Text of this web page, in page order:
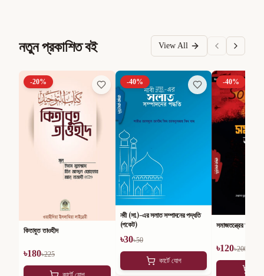
নতুন প্রকাশিত বই View All
-20%
কিতাবুত তাওহীদ
৳180৳225
-40%
নবী (সা.)-এর সলাত সম্পাদনের পদ্ধতি
(পকেট)
৳30৳50
কার্টে যোগ
-40%
সমাজতন্ত্রের অসারতা
৳120৳200